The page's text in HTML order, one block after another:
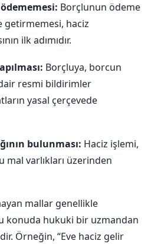
Borçlunun ödeme
haciz
ilk adımıdır.
Borçluya, borcun
resmi bildirimler
yasal çerçevede
bulunması: Haciz işlemi,
varlıkları üzerinden
mallar genellikle
konuda hukuki bir uzmandan
Örneğin, “Eve haciz gelir